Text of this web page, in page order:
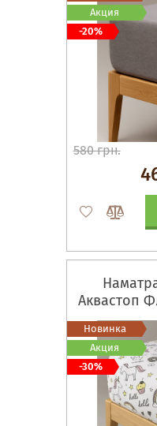
580 грн.
Акция
-20%
Аквастоп
Новинка
Акция
-30%